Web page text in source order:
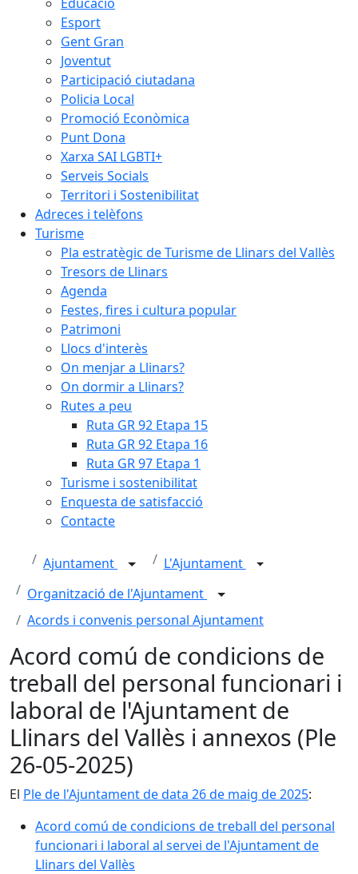
Esport
Gent Gran
Joventut
Participació ciutadana
Policia Local
Promoció Econòmica
Punt Dona
Xarxa SAI LGBTI+
Serveis Socials
Territori i Sostenibilitat
Adreces i telèfons
Turisme
Pla estratègic de Turisme de Llinars del Vallès
Tresors de Llinars
Agenda
Festes, fires i cultura popular
Patrimoni
Llocs d'interès
On menjar a Llinars?
On dormir a Llinars?
Rutes a peu
Ruta GR 92 Etapa 15
Ruta GR 92 Etapa 16
Ruta GR 97 Etapa 1
Turisme i sostenibilitat
Enquesta de satisfacció
Contacte
Ajuntament
L'Ajuntament
Organització de l'Ajuntament
Acords i convenis personal Ajuntament
Acord comú de condicions de
treball del personal funcionari i
laboral de l'Ajuntament de
Llinars del Vallès i annexos (Ple
26-05-2025)
El Ple de l'Ajuntament de data 26 de maig de 2025:
Acord comú de condicions de treball del personal
funcionari i laboral al servei de l'Ajuntament de
Llinars del Vallès